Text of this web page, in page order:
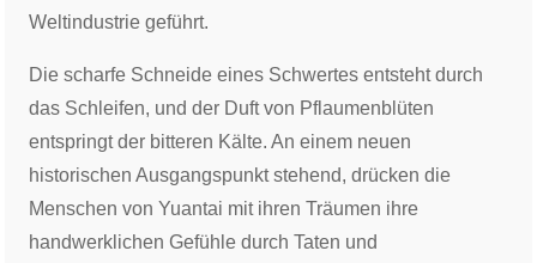
Weltindustrie geführt.
Die scharfe Schneide eines Schwertes entsteht durch
das Schleifen, und der Duft von Pflaumenblüten
entspringt der bitteren Kälte. An einem neuen
historischen Ausgangspunkt stehend, drücken die
Menschen von Yuantai mit ihren Träumen ihre
handwerklichen Gefühle durch Taten und